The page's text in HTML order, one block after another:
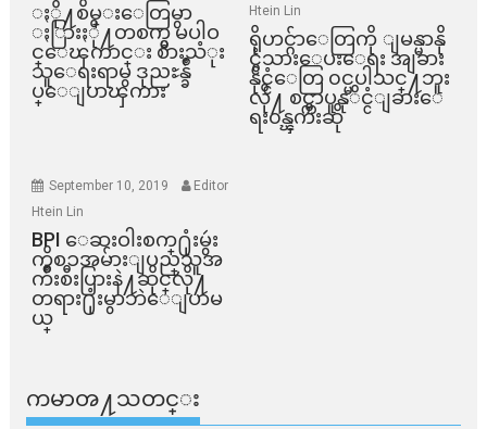
ႏို႔စိမ္းေတြမွာ
ႏြားႏို႔တစက္မွ မပါဝ
င္ေၾကာင္း စားသံုး
သူေရးရာမွ ဒုညႊန္ခ်ဳ
ပ္ေျပာၾကား
Htein Lin
ရိုဟင္ဂ်ာေတြကို ျမန္မာနို
င္ငံသားေပးေရး အျခား
နိုင္ငံေတြ ၀င္မပါသင္႔ဘူး
လို႔ စင္ကာပူနုိင္ငံျခားေ
ရး၀န္ၾကီးဆို
September 10, 2019
Editor
Htein Lin
BPI ​ေဆးဝါးစက္​႐ုံးမွဴး
ကိစၥအမ်ားျပည္​သူအ
က်ိဳးစီးပြားနဲ႔ဆိုင္​လို႔
တရား႐ုံးမွာဘဲေျပာမ
ယ္​
ကမာၻ႔သတင္း